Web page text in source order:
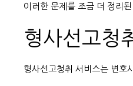
이러한 문제를 조금 더 정리
형사선고청
형사선고청취 서비스는 변호